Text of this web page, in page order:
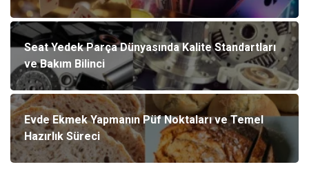
Seat Yedek Parça Dünyasında Kalite Standartları
ve Bakım Bilinci
Evde Ekmek Yapmanın Püf Noktaları ve Temel
Hazırlık Süreci